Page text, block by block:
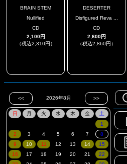
BRAIN STEM
Nullified
CD
2,100円
（税込2,310円）
DESERTER
Disfigured Reva ...
CD
2,600円
（税込2,860円）